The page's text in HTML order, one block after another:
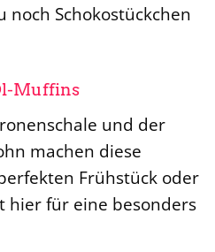
noch Schokostückchen
Muffins
und der
machen diese
Frühstück oder
hier für eine besonders